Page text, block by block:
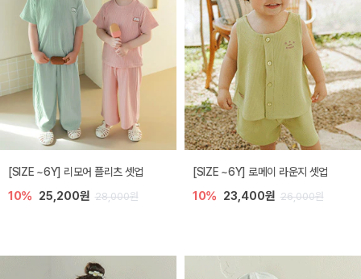
[SIZE ~6Y] 리모어 플리츠 셋업
10% 25,200원 28,000원
[SIZE ~6Y] 로메이 라운지 셋업
10% 23,400원 26,000원